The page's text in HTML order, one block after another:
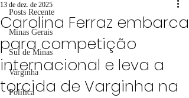
Posts Recente
Minas Gerais
Sul de Minas
Varginha
Política
Carolina Ferraz embarca
para competição
internacional e leva a
torcida de Varginha na
13 de dez. de 2025